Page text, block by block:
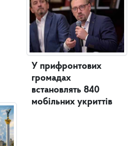
У прифронтових
громадах
встановлять 840
мобільних укриттів